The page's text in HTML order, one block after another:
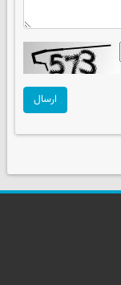
ارسال